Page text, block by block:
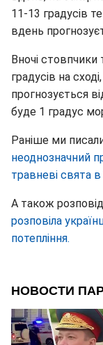
11-13 градусів
вдень
Вночі
градусів на
прогнозується
буде 1 градус
Раніше ми
неоднозначний
травневі свята в
А також
розповіла
потепління.